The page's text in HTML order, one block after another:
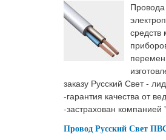
заказу Русский Свет -
-гарантия качества от
-застрахован компанией
Провод Русский Свет